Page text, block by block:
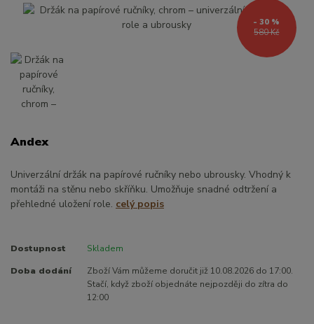
580 Kč
- 30 %
Andex
Univerzální držák na papírové ručníky nebo ubrousky. Vhodný k
montáži na stěnu nebo skříňku. Umožňuje snadné odtržení a
přehledné uložení role. celý popis
Dostupnost Skladem
Doba dodání
Zboží Vám můžeme doručit již 10.08.2026 do 17:00.
Stačí, když zboží objednáte nejpozději do zítra do
12:00